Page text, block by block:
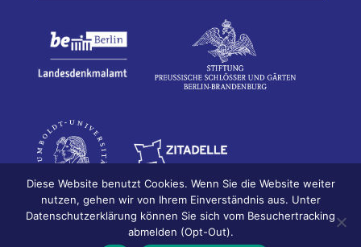
Bildhauerei in Berlin
Impressum
Diese Website benutzt Cookies. Wenn Sie die Website weiter
nutzen, gehen wir von Ihrem Einverständnis aus. Unter
Datenschutzerklärung können Sie sich vom Besuchertracking
abmelden (Opt-Out).